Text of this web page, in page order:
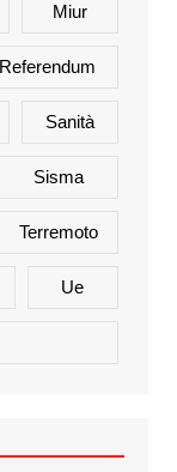
Miur
Referendum
Sanità
Sisma
Terremoto
Ue